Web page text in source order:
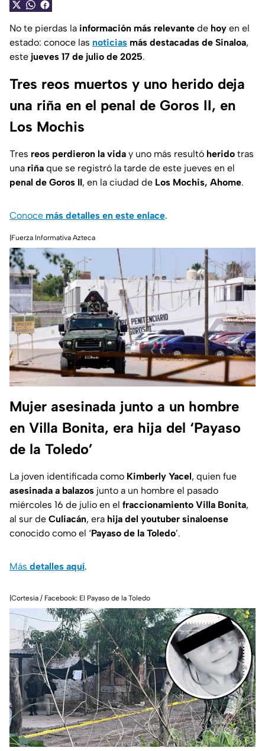
No te pierdas la información más relevante de hoy en el
estado: conoce las noticias más destacadas de Sinaloa,
este jueves 17 de julio de 2025.
Tres reos muertos y uno herido deja
una riña en el penal de Goros II, en
Los Mochis
Tres reos perdieron la vida y uno más resultó herido tras
una riña que se registró la tarde de este jueves en el
penal de Goros II, en la ciudad de Los Mochis, Ahome.
Conoce más detalles en este enlace.
|Fuerza Informativa Azteca
Mujer asesinada junto a un hombre
en Villa Bonita, era hija del ‘Payaso
de la Toledo’
La joven identificada como Kimberly Yacel, quien fue
asesinada a balazos junto a un hombre el pasado
miércoles 16 de julio en el fraccionamiento Villa Bonita,
al sur de Culiacán, era hija del youtuber sinaloense
conocido como el ‘Payaso de la Toledo’.
Más detalles aquí.
|Cortesía / Facebook: El Payaso de la Toledo